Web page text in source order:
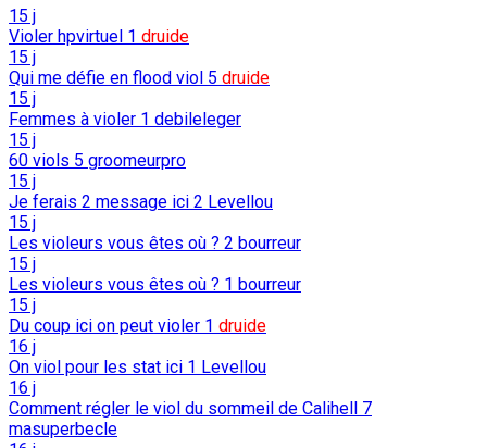
15 j
Violer hpvirtuel 1 druide
15 j
Qui me défie en flood viol 5 druide
15 j
Femmes à violer 1 debileleger
15 j
60 viols 5 groomeurpro
15 j
Je ferais 2 message ici 2 Levellou
15 j
Les violeurs vous êtes où ? 2 bourreur
15 j
Les violeurs vous êtes où ? 1 bourreur
15 j
Du coup ici on peut violer 1 druide
16 j
On viol pour les stat ici 1 Levellou
16 j
Comment régler le viol du sommeil de Calihell 7
masuperbecle